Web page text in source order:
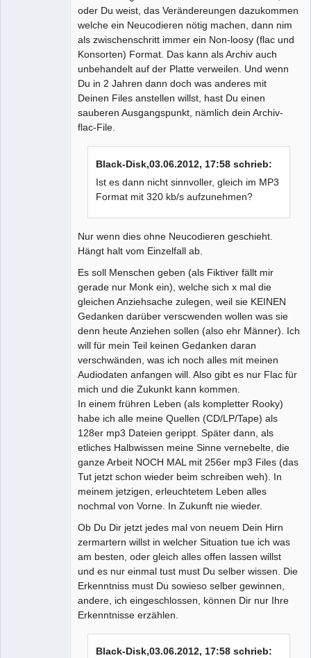
oder Du weist, das Verändereungen dazukommen
welche ein Neucodieren nötig machen, dann nim
als zwischenschritt immer ein Non-loosy (flac und
Konsorten) Format. Das kann als Archiv auch
unbehandelt auf der Platte verweilen. Und wenn
Du in 2 Jahren dann doch was anderes mit
Deinen Files anstellen willst, hast Du einen
sauberen Ausgangspunkt, nämlich dein Archiv-
flac-File.
Black-Disk,03.06.2012, 17:58 schrieb:
Ist es dann nicht sinnvoller, gleich im MP3
Format mit 320 kb/s aufzunehmen?
Nur wenn dies ohne Neucodieren geschieht.
Hängt halt vom Einzelfall ab.
Es soll Menschen geben (als Fiktiver fällt mir
gerade nur Monk ein), welche sich x mal die
gleichen Anziehsache zulegen, weil sie KEINEN
Gedanken darüber verscwenden wollen was sie
denn heute Anziehen sollen (also ehr Männer). Ich
will für mein Teil keinen Gedanken daran
verschwänden, was ich noch alles mit meinen
Audiodaten anfangen will. Also gibt es nur Flac für
mich und die Zukunkt kann kommen.
In einem frühren Leben (als kompletter Rooky)
habe ich alle meine Quellen (CD/LP/Tape) als
128er mp3 Dateien gerippt. Später dann, als
etliches Halbwissen meine Sinne vernebelte, die
ganze Arbeit NOCH MAL mit 256er mp3 Files (das
Tut jetzt schon wieder beim schreiben weh). In
meinem jetzigen, erleuchtetem Leben alles
nochmal von Vorne. In Zukunft nie wieder.
Ob Du Dir jetzt jedes mal von neuem Dein Hirn
zermartern willst in welcher Situation tue ich was
am besten, oder gleich alles offen lassen willst
und es nur einmal tust must Du selber wissen. Die
Erkenntniss must Du sowieso selber gewinnen,
andere, ich eingeschlossen, können Dir nur Ihre
Erkenntnisse erzählen.
Black-Disk,03.06.2012, 17:58 schrieb: